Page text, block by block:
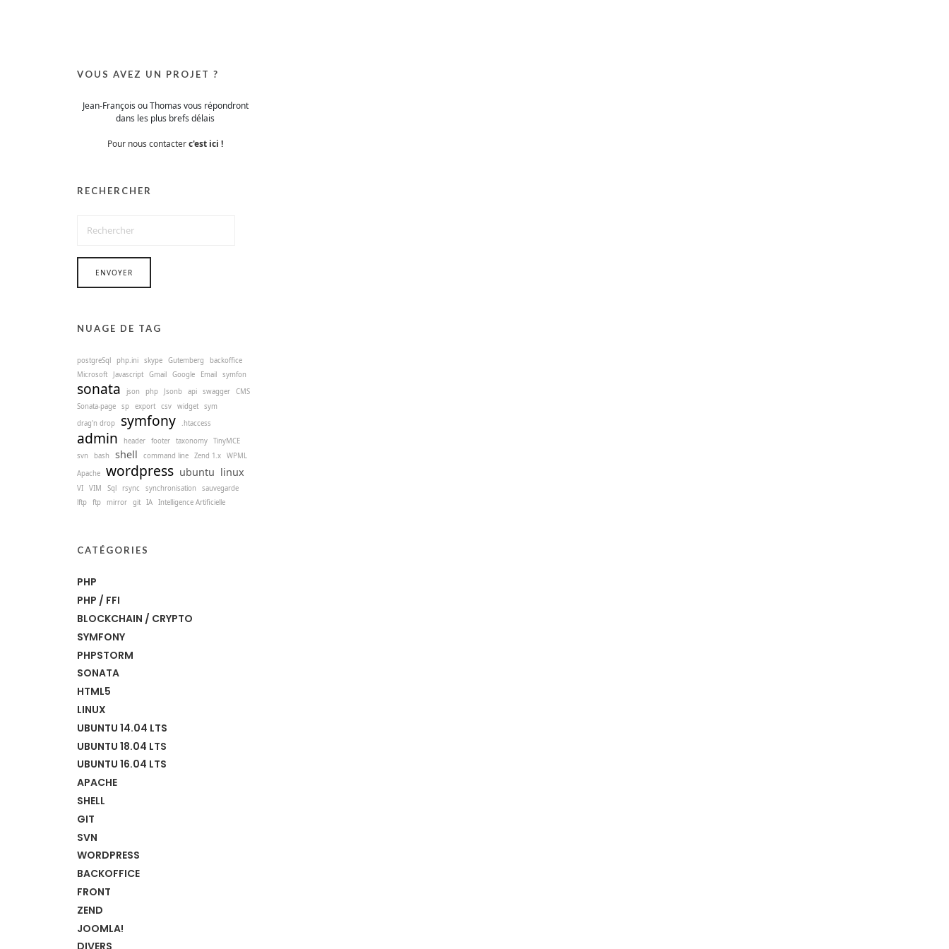
VOUS AVEZ UN PROJET ?
Jean-François ou Thomas vous répondront
dans les plus brefs délais
Pour nous contacterc'est ici !
RECHERCHER
NUAGE DE TAG
postgreSql php.ini skype Gutemberg
backoffice
Microsoft
Javascript Gmail Google Email symfon
sonata json php Jsonb api swagger
CMS
Sonata-page
sp export csv widget
sym
drag'n drop
symfony .htaccess
admin header footer taxonomy
TinyMCE
svn
bash shell command line Zend 1.x
WPML
Apache
wordpress ubuntu linux
VI VIM Sql rsync synchronisation
sauvegarde
lftp
ftp mirror git IA Intelligence Artificielle
CATÉGORIES
PHP
PHP / FFI
BLOCKCHAIN / CRYPTO
SYMFONY
PHPSTORM
SONATA
HTML5
LINUX
UBUNTU 14.04 LTS
UBUNTU 18.04 LTS
UBUNTU 16.04 LTS
APACHE
SHELL
GIT
SVN
WORDPRESS
BACKOFFICE
FRONT
ZEND
JOOMLA!